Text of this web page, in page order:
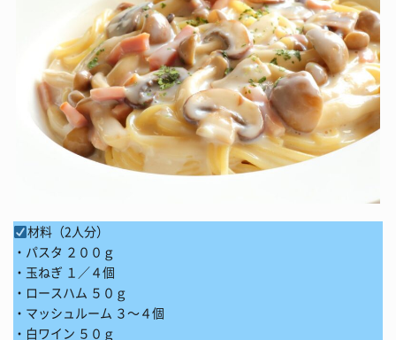
材料（2人分）
・パスタ ２００ｇ
・玉ねぎ １／４個
・ロースハム ５０ｇ
・マッシュルーム ３～４個
・白ワイン ５０ｇ